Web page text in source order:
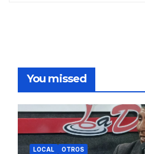
You missed
LOCAL OTROS